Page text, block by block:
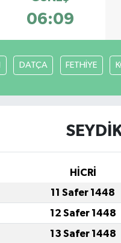
06:09
DATÇA FETHİYE
HİCRİ
11 Safer 1448
12 Safer 1448
13 Safer 1448